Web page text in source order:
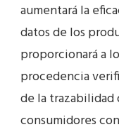
aumentará la
datos de los
proporcionará a
procedencia
de la trazabilidad
consumidores